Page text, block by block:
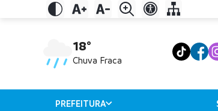
18°
Chuva Fraca
PREFEITURA